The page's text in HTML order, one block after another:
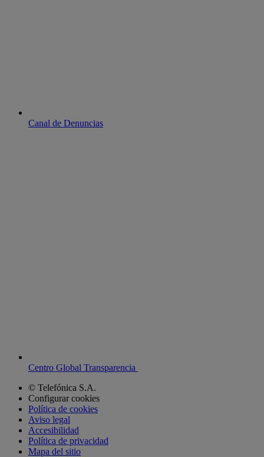
Canal de Denuncias
Centro Global Transparencia
© Telefónica S.A.
Configurar cookies
Política de cookies
Aviso legal
Accesibilidad
Política de privacidad
Mapa del sitio